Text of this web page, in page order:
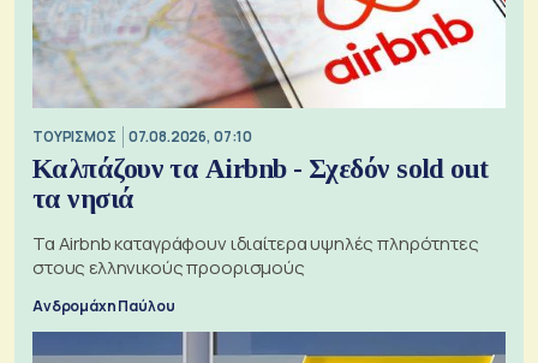
ΤΟΥΡΙΣΜΟΣ 07.08.2026, 07:10
Καλπάζουν τα Airbnb - Σχεδόν sold out
τα νησιά
Τα Airbnb καταγράφουν ιδιαίτερα υψηλές πληρότητες
στους ελληνικούς προορισμούς
Ανδρομάχη Παύλου